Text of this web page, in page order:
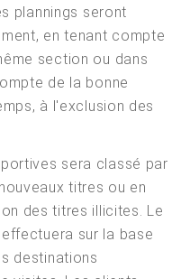
plannings seront
en tenant compte
section ou dans
de la bonne
à l'exclusion des
sera classé par
titres ou en
des titres illicites. Le
sur la base
destinations